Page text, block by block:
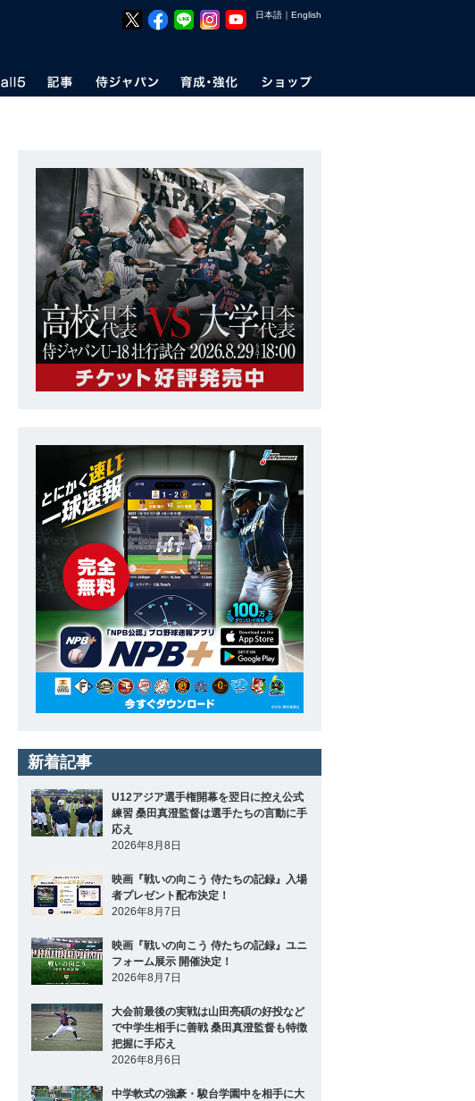
日本語 ｜ English
新着記事
U12アジア選手権開幕を翌日に控え公式
練習 桑田真澄監督は選手たちの言動に手
応え
2026年8月8日
映画『戦いの向こう 侍たちの記録』入場
者プレゼント配布決定！
2026年8月7日
映画『戦いの向こう 侍たちの記録』ユニ
フォーム展示 開催決定！
2026年8月7日
大会前最後の実戦は山田亮碩の好投など
で中学生相手に善戦 桑田真澄監督も特徴
把握に手応え
2026年8月6日
中学軟式の強豪・駿台学園中を相手に大